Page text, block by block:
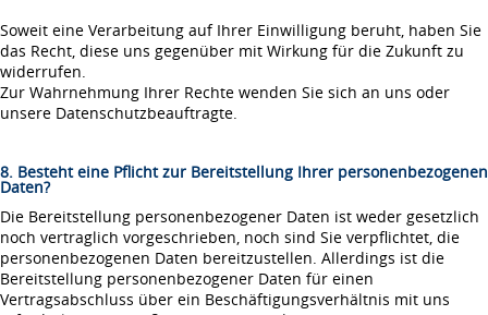
Soweit eine Verarbeitung auf Ihrer Einwilligung beruht, haben Sie
das Recht, diese uns gegenüber mit Wirkung für die Zukunft zu
widerrufen.
Zur Wahrnehmung Ihrer Rechte wenden Sie sich an uns oder
unsere Datenschutzbeauftragte.
8. Besteht eine Pflicht zur Bereitstellung Ihrer personenbezogenen
Daten?
Die Bereitstellung personenbezogener Daten ist weder gesetzlich
noch vertraglich vorgeschrieben, noch sind Sie verpflichtet, die
personenbezogenen Daten bereitzustellen. Allerdings ist die
Bereitstellung personenbezogener Daten für einen
Vertragsabschluss über ein Beschäftigungsverhältnis mit uns